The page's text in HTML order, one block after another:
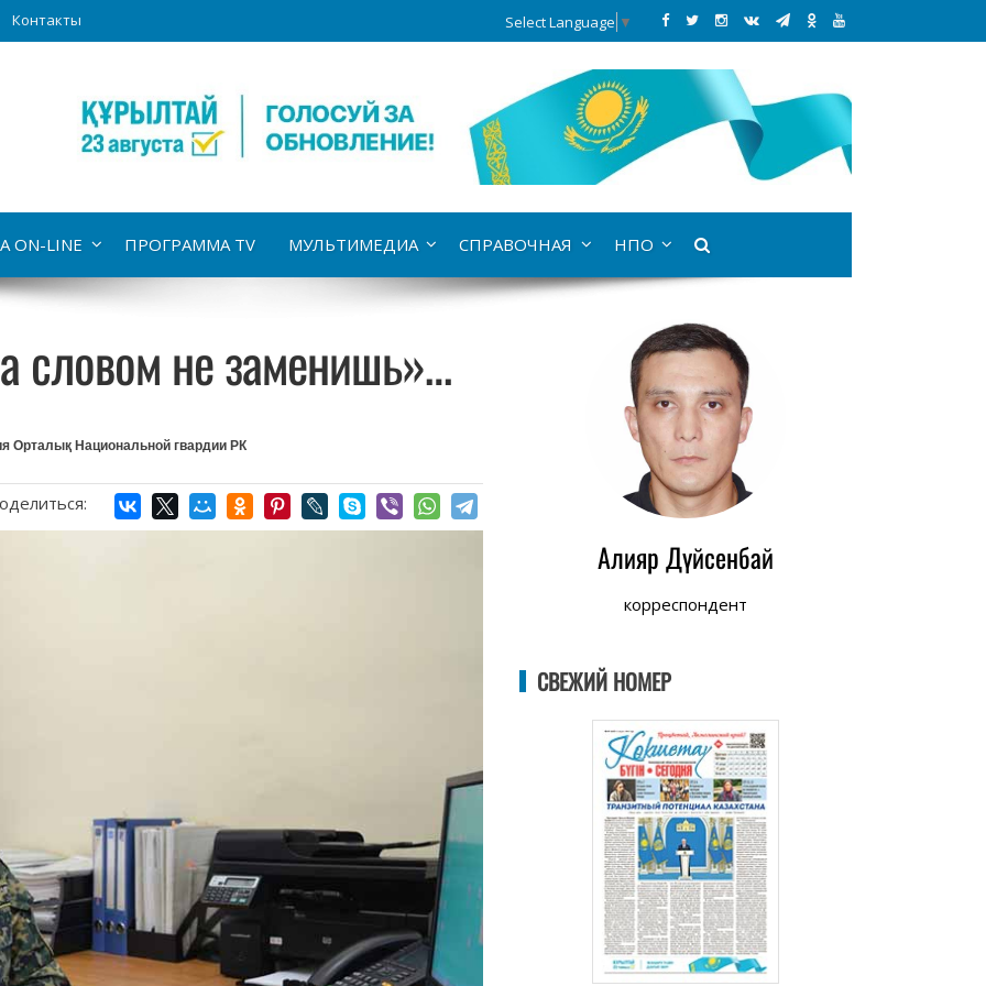
Контакты Select Language ▼
ON-LINE ПРОГРАММА TV МУЛЬТИМЕДИА СПРАВОЧНАЯ НПО
не заменишь»…
Орталық Национальной гвардии РК
Алияр Дүйсенбай
корреспондент
СВЕЖИЙ НОМЕР